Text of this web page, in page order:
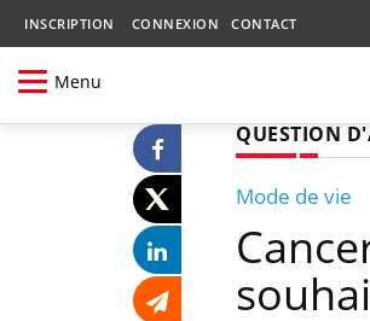
INSCRIPTION CONNEXION CONTACT
Menu
QUESTION
Mode de vie